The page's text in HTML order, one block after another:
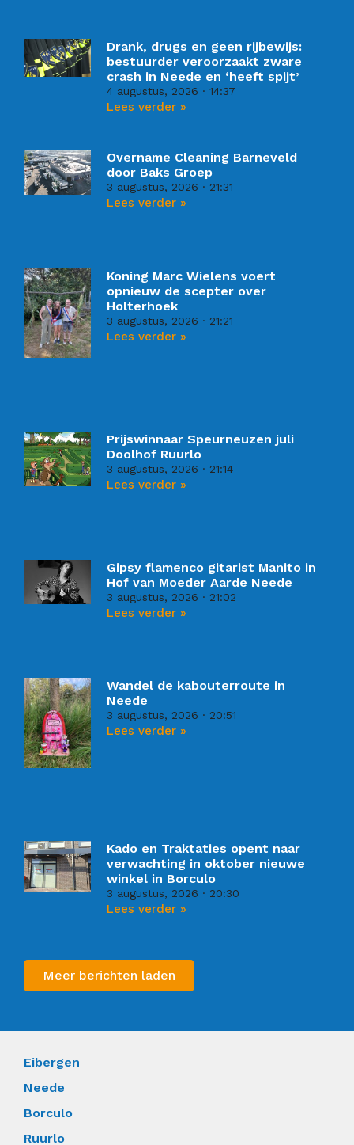
Drank, drugs en geen rijbewijs:
bestuurder veroorzaakt zware
crash in Neede en ‘heeft spijt’
4 augustus, 2026 14:37
Lees verder »
Overname Cleaning Barneveld
door Baks Groep
3 augustus, 2026 21:31
Lees verder »
Koning Marc Wielens voert
opnieuw de scepter over
Holterhoek
3 augustus, 2026 21:21
Lees verder »
Prijswinnaar Speurneuzen juli
Doolhof Ruurlo
3 augustus, 2026 21:14
Lees verder »
Gipsy flamenco gitarist Manito in
Hof van Moeder Aarde Neede
3 augustus, 2026 21:02
Lees verder »
Wandel de kabouterroute in
Neede
3 augustus, 2026 20:51
Lees verder »
Kado en Traktaties opent naar
verwachting in oktober nieuwe
winkel in Borculo
3 augustus, 2026 20:30
Lees verder »
Meer berichten laden
Eibergen
Neede
Borculo
Ruurlo